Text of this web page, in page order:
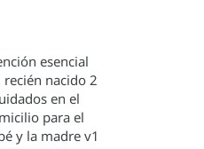
esencial
recién nacido 2
en el
para el
y la madre v1